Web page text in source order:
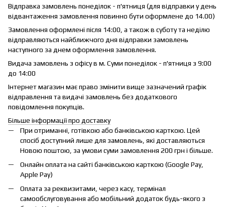
Відправка замовлень понеділок - п'ятниця (для відправки у день
відвантаження замовлення повинно бути оформлене до 14.00)
Замовлення оформлені після 14:00, а також в суботу та неділю
відправляються найближчого дня відправки замовлень
наступного за днем оформлення замовлення.
Видача замовлень з офісу в м. Суми понеділок - п'ятниця з 9:00
до 14:00
Інтернет магазин має право змінити вище зазначений графік
відправлення та видачі замовлень без додаткового
повідомлення покупців.
Більше інформації про доставку
При отриманні, готівкою або банківською карткою. Цей
спосіб доступний лише для замовлень, які доставляються
Новою поштою, за умови суми замовлення 200 грн і більше.
Онлайн оплата на сайті банківською карткою (Google Pay,
Apple Pay)
Оплата за реквизитами, через касу, термінал
самообслуговування або мобільний додаток будь-якого з